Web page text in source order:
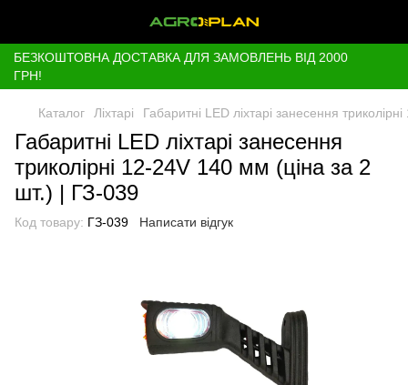
БЕЗКОШТОВНА ДОСТАВКА ДЛЯ ЗАМОВЛЕНЬ ВІД 2000
ГРН!
Каталог Ліхтарі Габаритні LED ліхтарі занесення
Габаритні LED ліхтарі занесення
триколірні 12-24V 140 мм (ціна за 2
шт.) | ГЗ-039
Код товару: ГЗ-039 Написати відгук